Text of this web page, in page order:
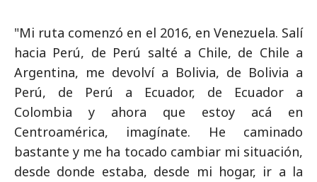
"Mi ruta comenzó en el 2016, en Venezuela. Salí
hacia Perú, de Perú salté a Chile, de Chile a
Argentina, me devolví a Bolivia, de Bolivia a
Perú, de Perú a Ecuador, de Ecuador a
Colombia y ahora que estoy acá en
Centroamérica, imagínate. He caminado
bastante y me ha tocado cambiar mi situación,
desde donde estaba, desde mi hogar, ir a la